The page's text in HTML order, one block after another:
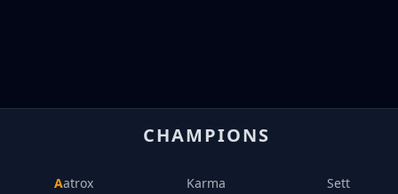
CHAMPIONS
Aatrox Karma Sett